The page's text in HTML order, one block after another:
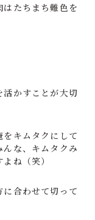
はたちまち難色を
かすことが大切
をキムタクにして
んな、キムタクみ
ね（笑）
合わせて切って